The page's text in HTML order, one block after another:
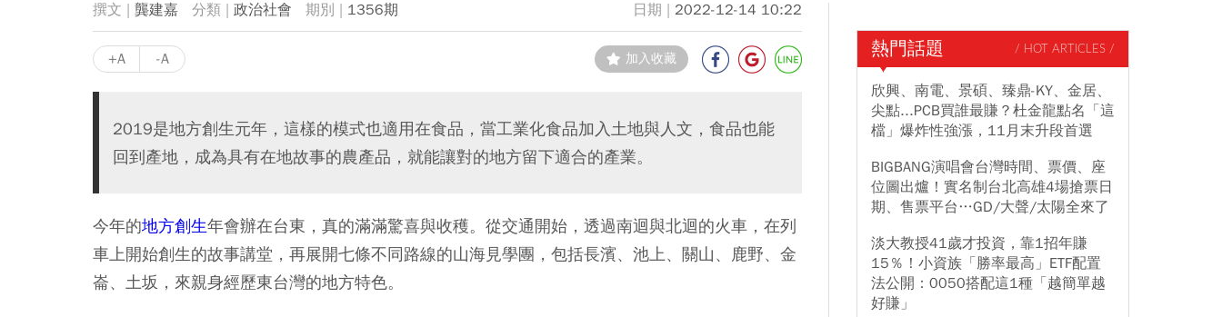
龔建嘉 政治社會 1356期 2022-12-14 10:22
+A -A 加入收藏
2019是地方創生元年，這樣的模式也適用在食品，當工業化食品加入土地與人文，食品也能
回到產地，成為具有在地故事的農產品，就能讓對的地方留下適合的產業。
今年的地方創生年會辦在台東，真的滿滿驚喜與收穫。從交通開始，透過南迴與北迴的火車，在列
車上開始創生的故事講堂，再展開七條不同路線的山海見學團，包括長濱、池上、關山、鹿野、金
崙、土坂，來親身經歷東台灣的地方特色。
熱門話題 / HOT ARTICLES /
欣興、南電、景碩、臻鼎-KY、金居、
尖點...PCB買誰最賺？杜金龍點名「這
檔」爆炸性強漲，11月末升段首選
BIGBANG演唱會台灣時間、票價、座
位圖出爐！實名制台北高雄4場搶票日
期、售票平台…GD/大聲/太陽全來了
淡大教授41歲才投資，靠1招年賺
15％！小資族「勝率最高」ETF配置
法公開：0050搭配這1種「越簡單越
好賺」